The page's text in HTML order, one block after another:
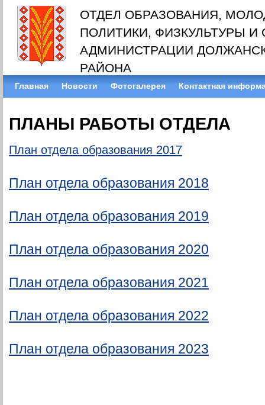
ОТДЕЛ ОБРАЗОВАНИЯ,
ПОЛИТИКИ, ФИЗКУЛЬТУРЫ И
АДМИНИСТРАЦИИ
РАЙОНА
Главная Новости Фотогалерея Контактная
ПЛАНЫ РАБОТЫ ОТДЕЛА
План отдела образования 2017
План отдела образования 2018
План отдела образования 2019
План отдела образования 2020
План отдела образования 2021
План отдела образования 2022
План отдела образования 2023